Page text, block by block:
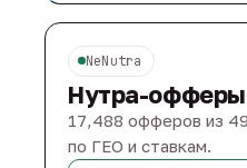
NeNutra
Нутра-офферы
17,488 офферов из
по ГЕО и ставкам.